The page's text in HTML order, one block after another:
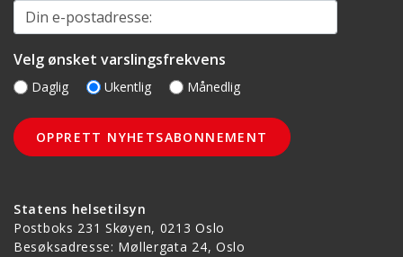
Statens helsetilsyn
Postboks 231 Skøyen, 0213 Oslo
Besøksadresse: Møllergata 24, Oslo
Din e-postadresse:
Velg ønsket varslingsfrekvens
Daglig Ukentlig Månedlig